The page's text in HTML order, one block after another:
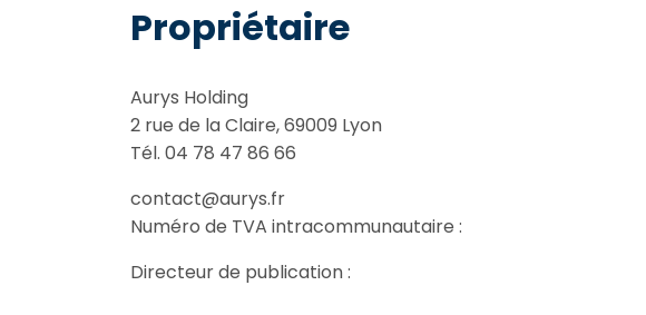
Propriétaire
Aurys Holding
2 rue de la Claire, 69009 Lyon
Tél. 04 78 47 86 66
contact@aurys.fr
Numéro de TVA intracommunautaire :
Directeur de publication :